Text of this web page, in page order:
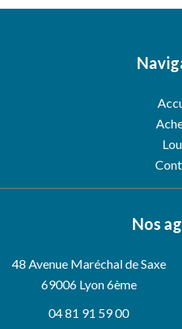
Nos
48 Avenue Maréchal de Saxe
69006Lyon 6ème
04 81 91 59 00